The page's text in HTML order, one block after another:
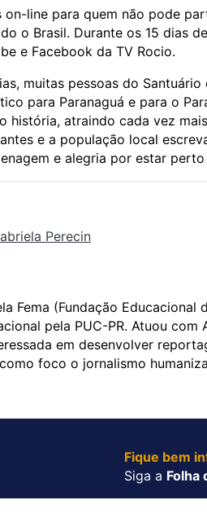
on-line para quem não pode
o Brasil. Durante os 15 dias
e Facebook da TV Rocio.
muitas pessoas do
para Paranaguá e para o
história, atraindo cada vez
e a população local
e alegria por estar
Perecin
Fema (Fundação
pela PUC-PR. Atuou
em desenvolver
foco o jornalismo
Fique bem
Siga a Folha